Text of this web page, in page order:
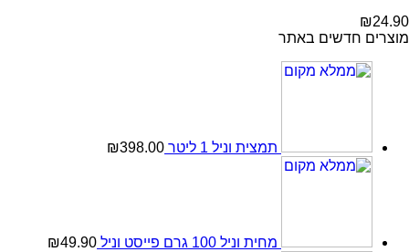
₪24.90
מוצרים חדשים באתר
תמצית וניל 1 ליטר ₪398.00
מחית וניל 100 גרם פייסט וניל ₪49.90